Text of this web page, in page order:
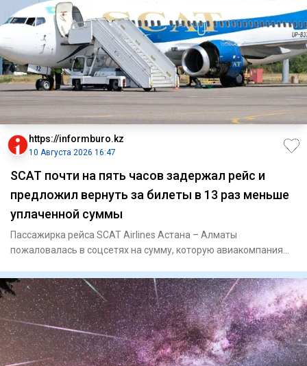
https://informburo.kz
10 Августа 2026 16:47
SCAT почти на пять часов задержал рейс и
предложил вернуть за билеты в 13 раз меньше
уплаченной суммы
Пассажирка рейса SCAT Airlines Астана – Алматы
пожаловалась в соцсетях на сумму, которую авиакомпания